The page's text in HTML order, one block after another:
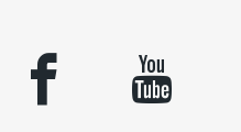
facebook youtube